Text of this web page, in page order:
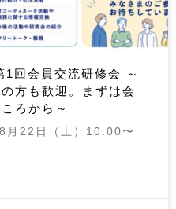
回会員交流研修会 ～
方も歓迎。まずは会
ろから～
月22日（土）10:00〜